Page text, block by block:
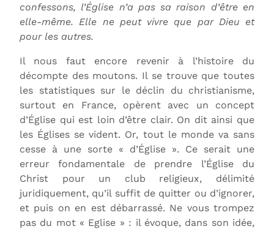
confessons, l’Église n’a pas sa raison d’être en
elle-même. Elle ne peut vivre que par Dieu et
pour les autres.
Il nous faut encore revenir à l’histoire du
décompte des moutons. Il se trouve que toutes
les statistiques sur le déclin du christianisme,
surtout en France, opèrent avec un concept
d’Église qui est loin d’être clair. On dit ainsi que
les Églises se vident. Or, tout le monde va sans
cesse à une sorte « d’Église ». Ce serait une
erreur fondamentale de prendre l’Église du
Christ pour un club religieux, délimité
juridiquement, qu’il suffit de quitter ou d’ignorer,
et puis on en est débarrassé. Ne vous trompez
pas du mot « Eglise » : il évoque, dans son idée,